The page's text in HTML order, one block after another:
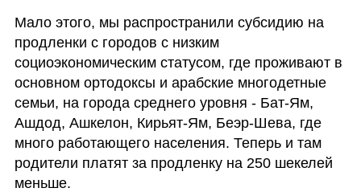
Мало этого, мы распространили субсидию на
продленки с городов с низким
социоэкономическим статусом, где проживают в
основном ортодоксы и арабские многодетные
семьи, на города среднего уровня - Бат-Ям,
Ашдод, Ашкелон, Кирьят-Ям, Беэр-Шева, где
много работающего населения. Теперь и там
родители платят за продленку на 250 шекелей
меньше.